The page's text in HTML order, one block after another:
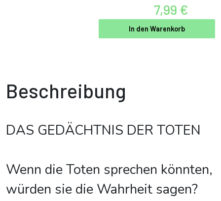
7,99 €
In den Warenkorb
Beschreibung
DAS GEDÄCHTNIS DER TOTEN
Wenn die Toten sprechen könnten,
würden sie die Wahrheit sagen?